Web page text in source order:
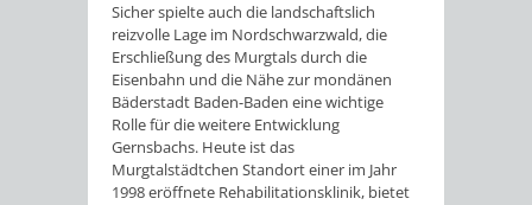
Sicher spielte auch die landschaftslich
reizvolle Lage im Nordschwarzwald, die
Erschließung des Murgtals durch die
Eisenbahn und die Nähe zur mondänen
Bäderstadt Baden-Baden eine wichtige
Rolle für die weitere Entwicklung
Gernsbachs. Heute ist das
Murgtalstädtchen Standort einer im Jahr
1998 eröffnete Rehabilitationsklinik, bietet